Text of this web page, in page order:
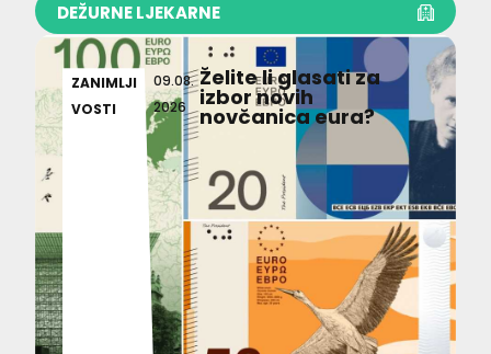
DEŽURNE LJEKARNE
ZANIMLJI
VOSTI
09.08.
2026
Želite li glasati za
izbor novih
novčanica eura?